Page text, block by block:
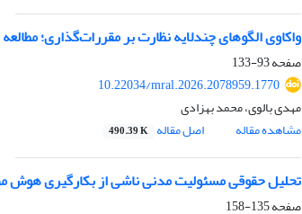
واکاوی الگوهای چندلایه نظارت بر مقررات‌گذاری؛
صفحه93-133
10.22034/mral.2026.2078959.1770
مهدی بالوی، محمد بهزادی
مشاهده مقاله
اصل مقاله 490.39 K
تحلیل حقوقی مسئولیت مدنی ناشی از بکارگیری هوش
صفحه135-158